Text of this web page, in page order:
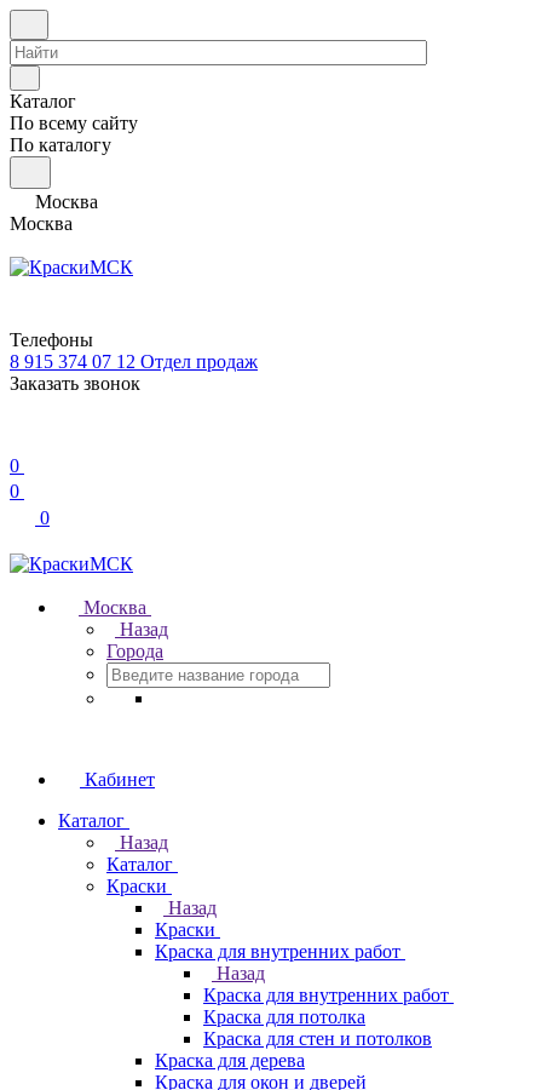
Каталог
По всему сайту
По каталогу
Москва
Москва
Телефоны
8 915 374 07 12 Отдел продаж
Заказать звонок
0
0
0
Москва
Назад
Города
Кабинет
Каталог
Назад
Каталог
Краски
Назад
Краски
Краска для внутренних работ
Назад
Краска для внутренних работ
Краска для потолка
Краска для стен и потолков
Краска для дерева
Краска для окон и дверей